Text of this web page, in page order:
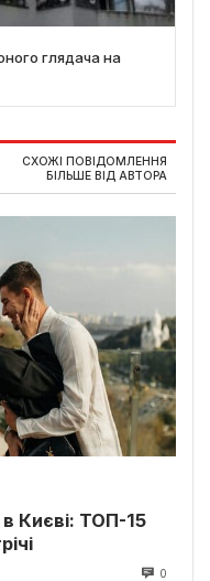
глядача на
СХОЖІ ПОВІДОМЛЕННЯ
БІЛЬШЕ ВІД АВТОРА
Києві: ТОП-15
0